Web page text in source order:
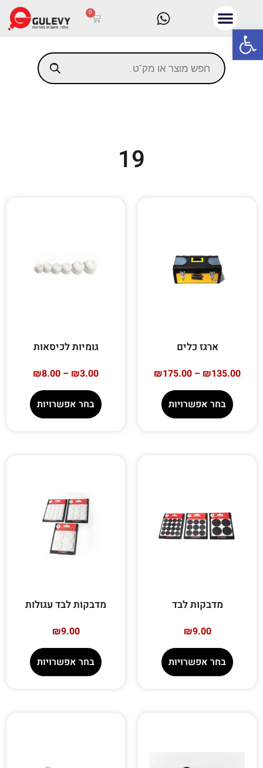
פתח סרגל נגישות
0
19
ארגז כלים
₪135.00
–
₪175.00
בחר אפשרויות
גומיות לכיסאות
₪3.00
–
₪8.00
בחר אפשרויות
מדבקות לבד
₪9.00
בחר אפשרויות
מדבקות לבד עגולות
₪9.00
בחר אפשרויות